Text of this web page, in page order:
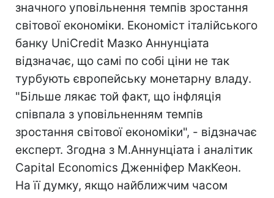
значного уповільнення темпів зростання
світової економіки. Економіст італійського
банку UniCredit Мазко Аннунціата
відзначає, що самі по собі ціни не так
турбують європейську монетарну владу.
"Більше лякає той факт, що інфляція
співпала з уповільненням темпів
зростання світової економіки", - відзначає
експерт. Згодна з М.Аннунціата і аналітик
Capital Economics Дженніфер МакКеон.
На її думку, якщо найближчим часом